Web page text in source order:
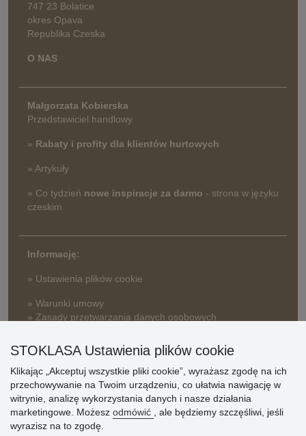
747 23 Bolatice
okres Opava
Republika Czeska
O NAS
Małgorzata Kobierska
Przedstawiciel handlowy
» Rabaty i profity dla klientów hurtowych
» Artykuły
» Co tydzień nowe inspiracje za darmo - strona w języku
czeskim
Informację:
» Ustawienia plików cookie
» Warunki umowy
» Zasady przetwarzania danych osobowych
» Reklamacje
» Dlaczego należy się zarejestrować?
» Najczęściej zadawane pytania
STOKLASA Ustawienia plików cookie
Klikając „Akceptuj wszystkie pliki cookie”, wyrażasz zgodę na ich
przechowywanie na Twoim urządzeniu, co ułatwia nawigację w
witrynie, analizę wykorzystania danych i nasze działania
marketingowe. Możesz odmówić
, ale będziemy szczęśliwi, jeśli
wyrazisz na to zgodę.